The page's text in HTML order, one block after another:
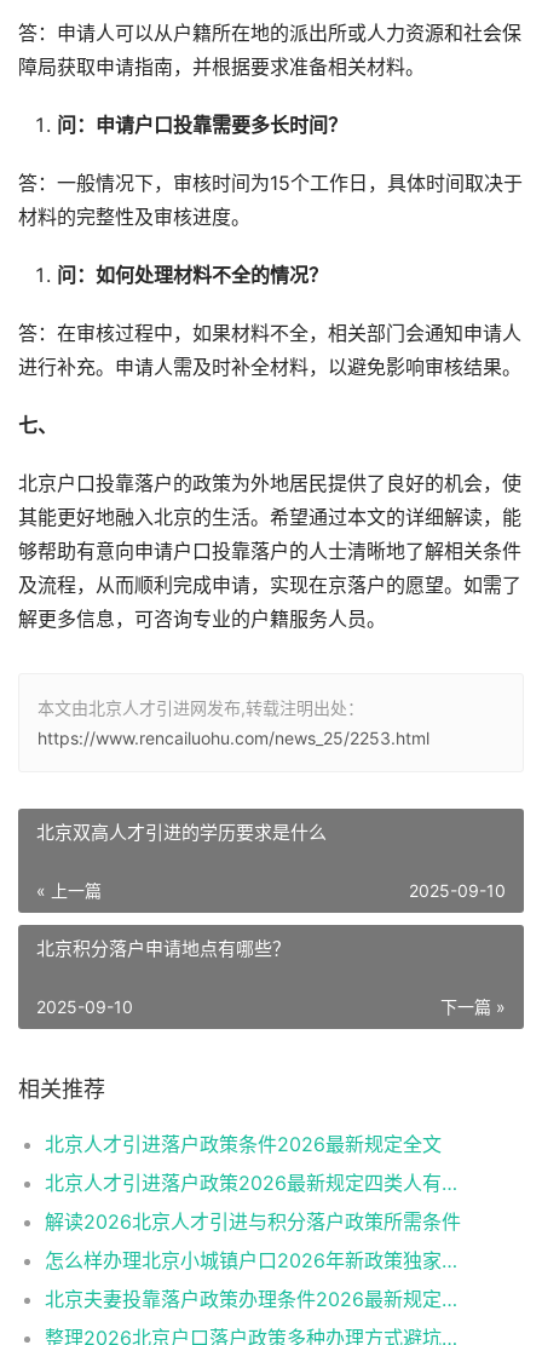
答：申请人可以从户籍所在地的派出所或人力资源和社会保
障局获取申请指南，并根据要求准备相关材料。
问：申请户口投靠需要多长时间？
答：一般情况下，审核时间为15个工作日，具体时间取决于
材料的完整性及审核进度。
问：如何处理材料不全的情况？
答：在审核过程中，如果材料不全，相关部门会通知申请人
进行补充。申请人需及时补全材料，以避免影响审核结果。
七、
北京户口投靠落户的政策为外地居民提供了良好的机会，使
其能更好地融入北京的生活。希望通过本文的详细解读，能
够帮助有意向申请户口投靠落户的人士清晰地了解相关条件
及流程，从而顺利完成申请，实现在京落户的愿望。如需了
解更多信息，可咨询专业的户籍服务人员。
本文由北京人才引进网发布,转载注明出处：
https://www.rencailuohu.com/news_25/2253.html
北京双高人才引进的学历要求是什么
« 上一篇 2025-09-10
北京积分落户申请地点有哪些？
下一篇 »
2025-09-10
相关推荐
北京人才引进落户政策条件2026最新规定全文
北京人才引进落户政策2026最新规定四类人有资格
解读2026北京人才引进与积分落户政策所需条件
怎么样办理北京小城镇户口2026年新政策独家解读
北京夫妻投靠落户政策办理条件2026最新规定消息
整理2026北京户口落户政策多种办理方式避坑指南